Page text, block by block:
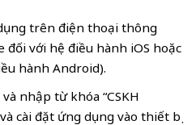
trên điện thoại thông
đối với hệ điều hành iOS hoặc
hành Android).
nhập từ khóa “CSKH
cài đặt ứng dụng vào thiết bị